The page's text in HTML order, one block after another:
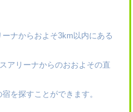
ナからおよそ3km以内にある
アリーナからのおおよその直
を探すことができます。